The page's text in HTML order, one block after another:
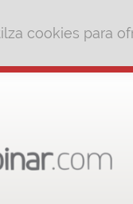
cookies para